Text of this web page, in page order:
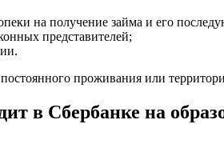
на получение займа и его
представителей;
проживания или
в Сбербанке на